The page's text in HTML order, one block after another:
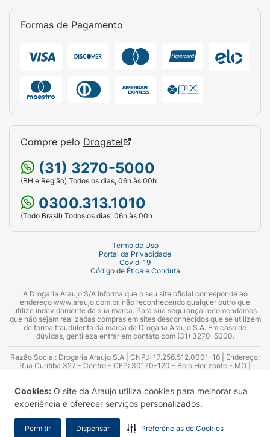
Cookies: O site da Araujo utiliza cookies para melhorar sua
experiência e oferecer serviços personalizados.
Permitir Dispensar Preferências de Cookies
Formas de Pagamento
Compre pelo Drogatel
(31) 3270-5000
(BH e Região) Todos os dias, 06h às 00h
0300.313.1010
(Todo Brasil) Todos os dias, 06h às 00h
Termo de Uso
Portal da Privacidade
Covid-19
Código de Ética e Conduta
A Drogaria Araujo S/A informa que o seu site oficial corresponde ao
endereço www.araujo.com.br, não reconhecendo qualquer outro que
utilize indevidamente da sua marca. Para sua segurança recomendamos
que não sejam realizadas compras em sites desconhecidos que se utilizem
de forma fraudulenta da marca da Drogaria Araujo S.A. Em caso de
dúvidas, gentileza entrar em contato com (31) 3270-5000.
Razão Social: Drogaria Araujo S.A | CNPJ: 17.256.512.0001-16 | Endereço:
Rua Curitiba 327 - Centro - CEP: 30170-120 - Belo Horizonte - MG |
Azevedo Guimarães – CRF 10.965 | Yasmin Silva Alvarenga – CRF 52.584 -
Consultor substituto: Thiago Aguiar Pinheiro - CRF Nº 13.748. Alvará
Sanitário: 2025020713 | Autorização de Funcionamento da Empresa (AFE):